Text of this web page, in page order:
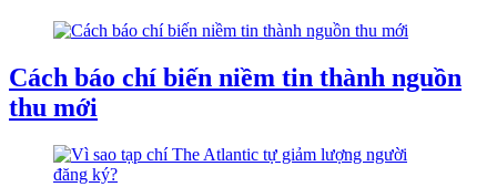
Cách báo chí biến niềm tin thành nguồn
thu mới